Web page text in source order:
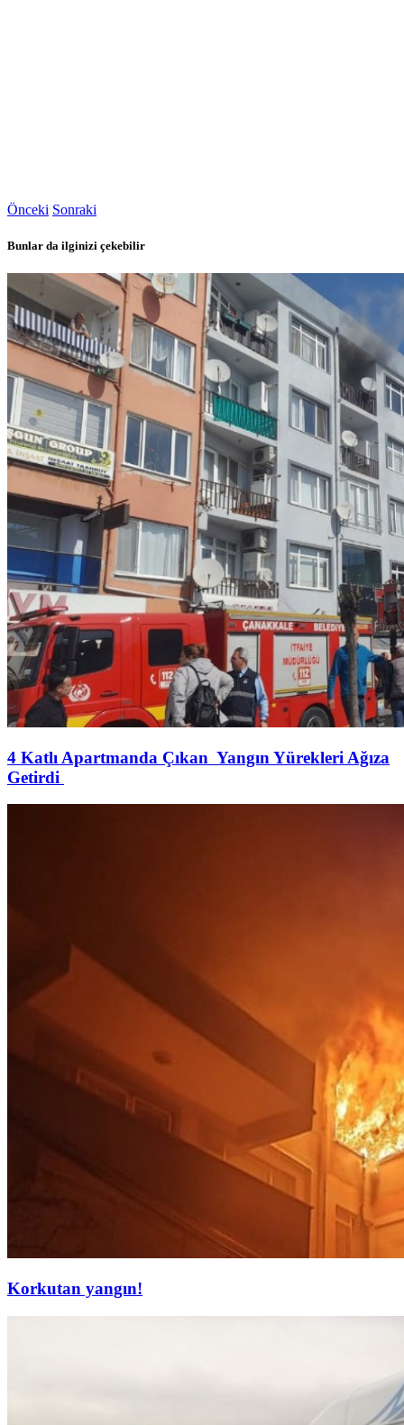
Önceki Sonraki
Bunlar da ilginizi çekebilir
4 Katlı Apartmanda Çıkan Yangın Yürekleri Ağıza
Getirdi
Korkutan yangın!